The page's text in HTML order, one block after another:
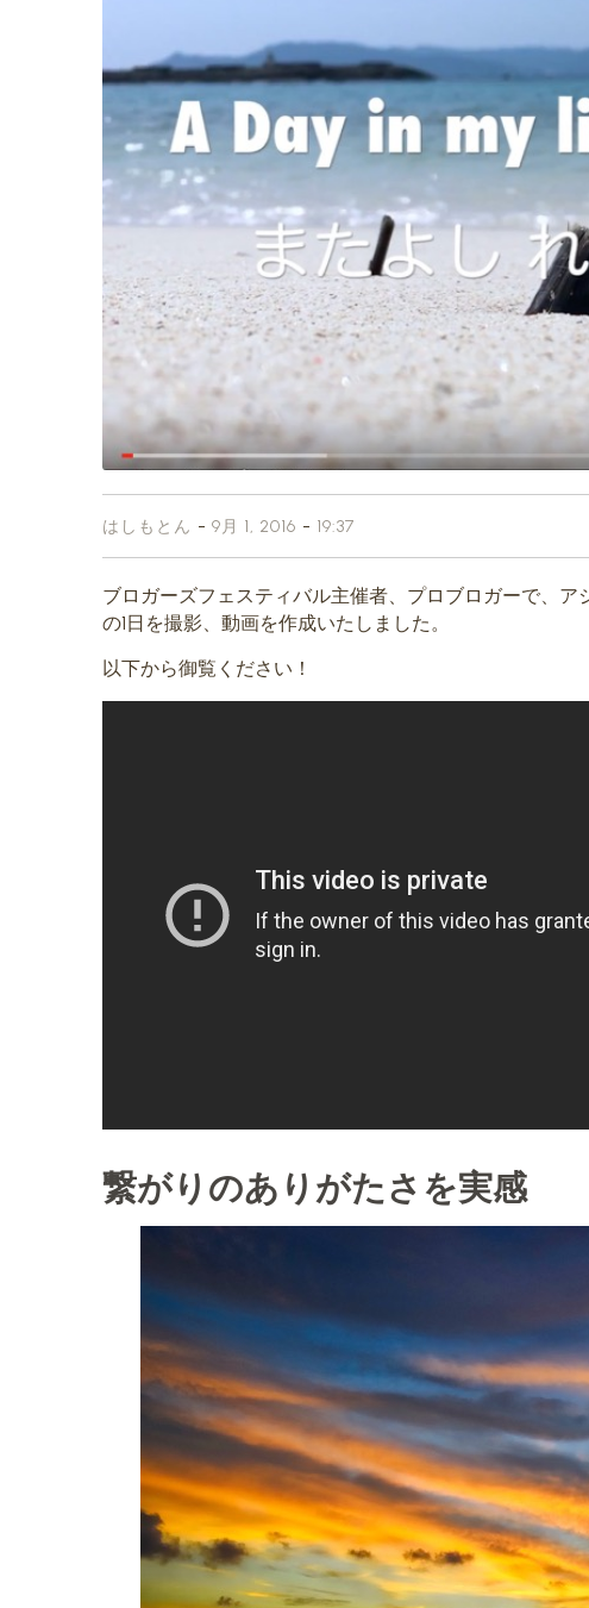
はしもとん - 9月 1, 2016 - 19:37
ブロガーズフェスティバル主催者、プロブロガーで、ア
の1日を撮影、動画を作成いたしました。
以下から御覧ください！
繋がりのありがたさを実感